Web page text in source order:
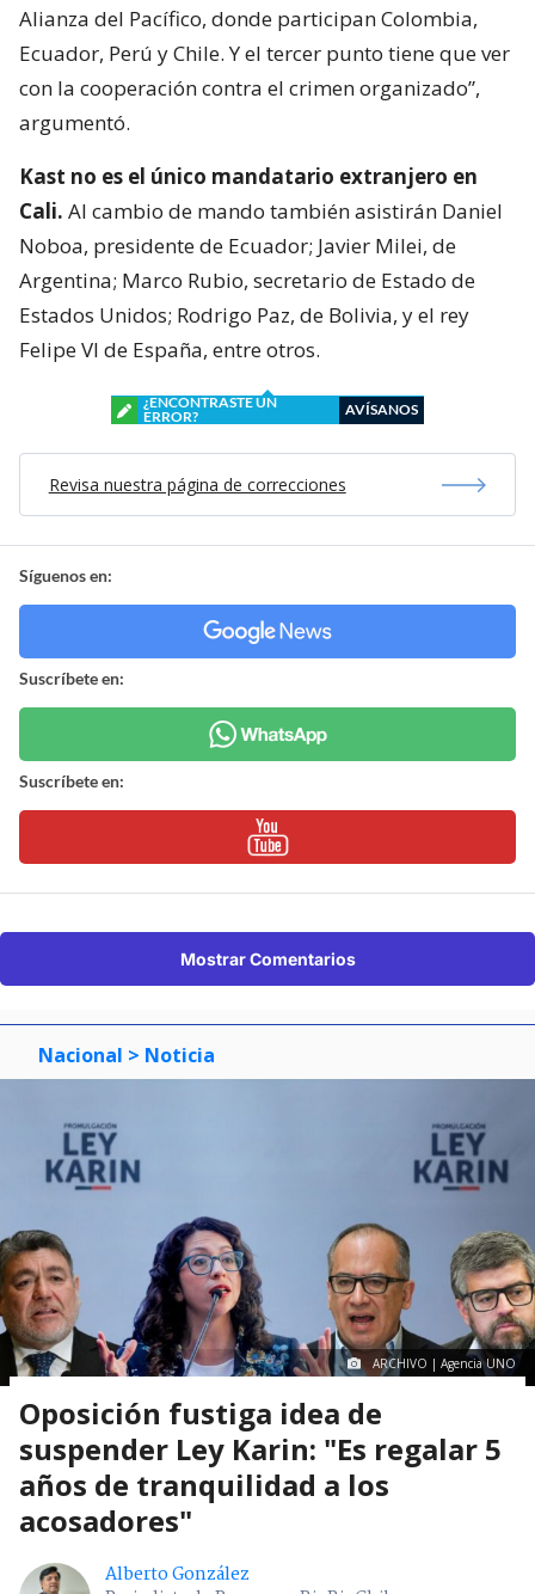
Alianza del Pacífico, donde participan Colombia,
Ecuador, Perú y Chile. Y el tercer punto tiene que ver
con la cooperación contra el crimen organizado”,
argumentó.
Kast no es el único mandatario extranjero en
Cali. Al cambio de mando también asistirán Daniel
Noboa, presidente de Ecuador; Javier Milei, de
Argentina; Marco Rubio, secretario de Estado de
Estados Unidos; Rodrigo Paz, de Bolivia, y el rey
Felipe VI de España, entre otros.
¿ENCONTRASTE UN
ERROR?
AVÍSANOS
Revisa nuestra página de correcciones
Síguenos en:
Suscríbete en:
Suscríbete en:
Mostrar Comentarios
Nacional > Noticia
ARCHIVO | Agencia UNO
Oposición fustiga idea de
suspender Ley Karin: "Es regalar 5
años de tranquilidad a los
acosadores"
Alberto González